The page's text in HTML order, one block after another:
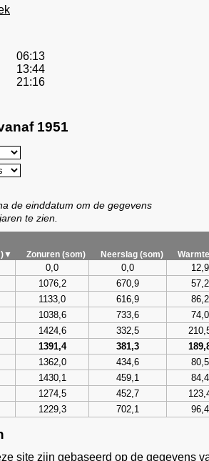
06:13
13:44
21:16
1951
de einddatum om de gegevens
te zien.
Zonuren (som) Neerslag (som)
0,0 0,0 12,9
1076,2 670,9 57,2
1133,0 616,9 86,2
1038,6 733,6 74,0
1424,6 332,5
1391,4 381,3
1362,0 434,6 80,5
1430,1 459,1 84,4
1274,5 452,7
1229,3 702,1 96,4
site zijn gebaseerd op de gegevens